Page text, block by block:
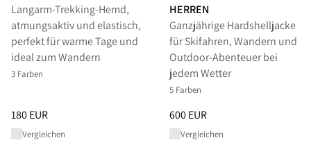
Langarm-Trekking-Hemd,
atmungsaktiv und elastisch,
perfekt für warme Tage und
ideal zum Wandern
3 Farben
Preis:180 EUR, reduziert von 180 EUR
180 EUR
Vergleichen
HERREN
Ganzjährige Hardshelljacke
für Skifahren, Wandern und
Outdoor-Abenteuer bei
jedem Wetter
5 Farben
Preis:600 EUR, reduziert von
600 EUR
Vergleichen